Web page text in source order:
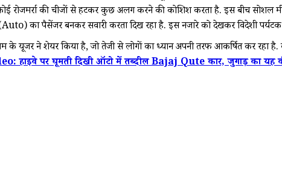
रोजमर्रा की चीजों से हटकर कुछ अलग करने की कोशिश करता है. इस बीच
का पैसेंजर बनकर सवारी करता दिख रहा है. इस नजारे को देखकर विदेशी पर्यटक
नाम के यूजर ने शेयर किया है, जो तेजी से लोगों का ध्यान अपनी तरफ आकर्षित
हाइवे पर घूमती दिखी ऑटो में तब्दील Bajaj Qute कार, जुगाड़ का यह